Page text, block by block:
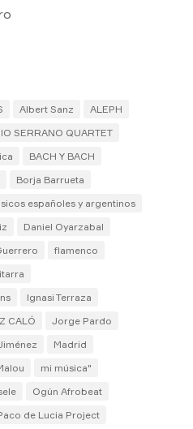
Albert Sanz
ALEPH
SERRANO QUARTET
BACH Y BACH
Borja Barrueta
españoles y argentinos
Daniel Oyarzabal
flamenco
Ignasi Terraza
CALÓ
Jorge Pardo
Madrid
mi música"
Ogún Afrobeat
de Lucia Project